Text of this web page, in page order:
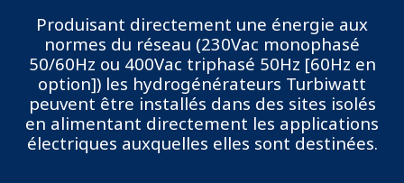
Produisant directement une énergie aux
normes du réseau (230Vac monophasé
50/60Hz ou 400Vac triphasé 50Hz [60Hz en
option]) les hydrogénérateurs Turbiwatt
peuvent être installés dans des sites isolés
en alimentant directement les applications
électriques auxquelles elles sont destinées.